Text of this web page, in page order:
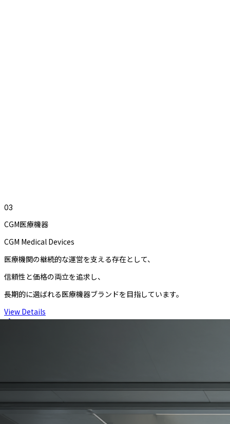
03
CGM医療機器
CGM Medical Devices
医療機関の継続的な運営を支える存在として、
信頼性と価格の両立を追求し、
長期的に選ばれる医療機器ブランドを目指しています。
View Details